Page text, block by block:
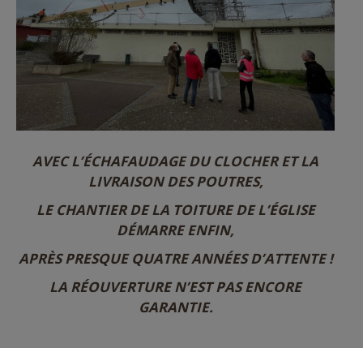
AVEC L’ÉCHAFAUDAGE DU CLOCHER ET LA
LIVRAISON DES POUTRES,
LE CHANTIER DE LA TOITURE DE L’ÉGLISE
DÉMARRE ENFIN,
APRÈS PRESQUE QUATRE ANNÉES D’ATTENTE !
LA RÉOUVERTURE N’EST PAS ENCORE
GARANTIE.